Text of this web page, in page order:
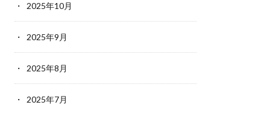
2025年10月
2025年9月
2025年8月
2025年7月